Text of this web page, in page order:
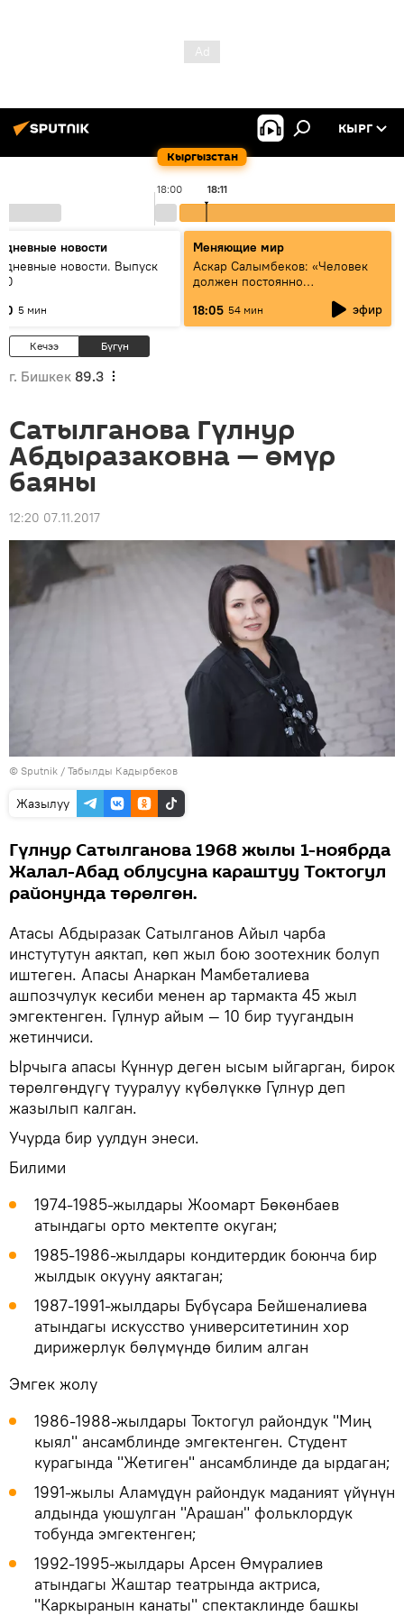
Кыргызстан
КЫРГ
18:00 18:11
новости
новости. Выпуск
5 мин
Меняющие мир
Аскар Салымбеков: «Человек
должен постоянно
18:05 54 мин эфир
Кечээ Бүгүн
г. Бишкек 89.3
Сатылганова Гүлнур
Абдыразаковна — өмүр
баяны
12:20 07.11.2017
© Sputnik / Табылды Кадырбеков
Жазылуу
Гүлнур Сатылганова 1968 жылы 1-ноябрда
Жалал-Абад облусуна караштуу Токтогул
районунда төрөлгөн.
Атасы Абдыразак Сатылганов Айыл чарба
инстутутун аяктап, көп жыл бою зоотехник болуп
иштеген. Апасы Анаркан Мамбеталиева
ашпозчулук кесиби менен ар тармакта 45 жыл
эмгектенген. Гүлнур айым — 10 бир туугандын
жетинчиси.
Ырчыга апасы Күннур деген ысым ыйгарган, бирок
төрөлгөндүгү тууралуу күбөлүккө Гүлнур деп
жазылып калган.
Учурда бир уулдун энеси.
Билими
1974-1985-жылдары Жоомарт Бөкөнбаев
атындагы орто мектепте окуган;
1985-1986-жылдары кондитердик боюнча бир
жылдык окууну аяктаган;
1987-1991-жылдары Бүбүсара Бейшеналиева
атындагы искусство университетинин хор
дирижерлук бөлүмүндө билим алган
Эмгек жолу
1986-1988-жылдары Токтогул райондук "Миң
кыял" ансамблинде эмгектенген. Студент
курагында "Жетиген" ансамблинде да ырдаган;
1991-жылы Аламүдүн райондук маданият үйүнүн
алдында уюшулган "Арашан" фольклордук
тобунда эмгектенген;
1992-1995-жылдары Арсен Өмүралиев
атындагы Жаштар театрында актриса,
"Каркыранын канаты" спектаклинде башкы